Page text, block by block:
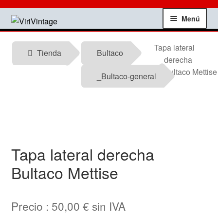
Ir
a
navegación
Ir
al
Menú
Tienda
Noticias
Testimonios
Ofertas
Tienda Bultaco
_Bultaco-general
Tapa lateral
derecha
Bultaco Mettise
Tapa lateral derecha
Bultaco Mettise
Precio : 50,00 € sin IVA